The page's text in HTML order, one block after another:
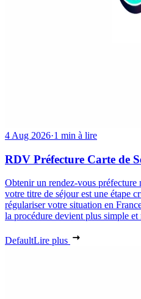
4 Aug 2026·1 min à lire
RDV Préfecture Carte de
Obtenir un rendez-vous
votre titre de séjour est une étape
régulariser votre situation en
la procédure devient plus simple
DefaultLire plus